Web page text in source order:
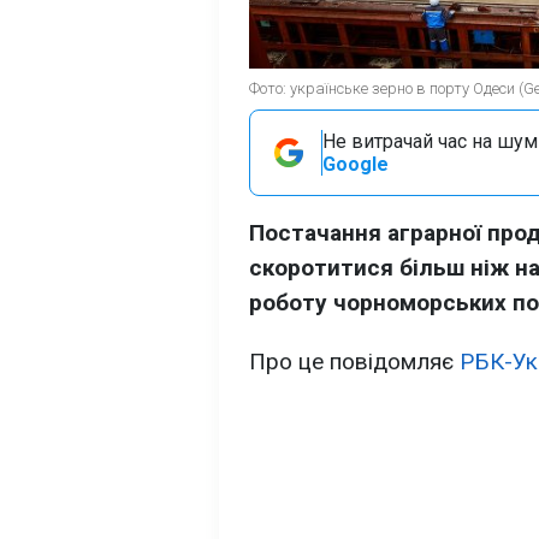
Фото: українське зерно в порту Одеси
Не витрачай час на
Google
Постачання аграрної
скоротитися більш ніж
роботу чорноморських
Про це повідомляє РБК-